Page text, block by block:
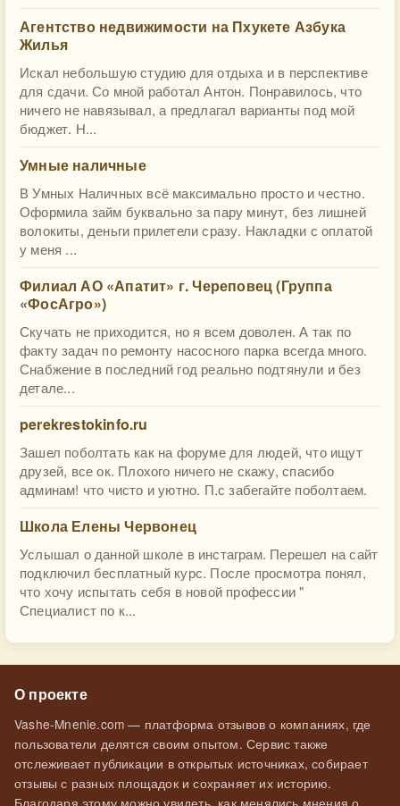
Агентство недвижимости на Пхукете Азбука
Жилья
Искал небольшую студию для отдыха и в перспективе
для сдачи. Со мной работал Антон. Понравилось, что
ничего не навязывал, а предлагал варианты под мой
бюджет. Н...
Умные наличные
В Умных Наличных всё максимально просто и честно.
Оформила займ буквально за пару минут, без лишней
волокиты, деньги прилетели сразу. Накладки с оплатой
у меня ...
Филиал АО «Апатит» г. Череповец (Группа
«ФосАгро»)
Скучать не приходится, но я всем доволен. А так по
факту задач по ремонту насосного парка всегда много.
Снабжение в последний год реально подтянули и без
детале...
perekrestokinfo.ru
Зашел поболтать как на форуме для людей, что ищут
друзей, все ок. Плохого ничего не скажу, спасибо
админам! что чисто и уютно. П.с забегайте поболтаем.
Школа Елены Червонец
Услышал о данной школе в инстаграм. Перешел на сайт
подключил бесплатный курс. После просмотра понял,
что хочу испытать себя в новой профессии "
Специалист по к...
О проекте
Vashe-Mnenie.com — платформа отзывов о компаниях, где
пользователи делятся своим опытом. Сервис также
отслеживает публикации в открытых источниках, собирает
отзывы с разных площадок и сохраняет их историю.
Благодаря этому можно увидеть, как менялись мнения о